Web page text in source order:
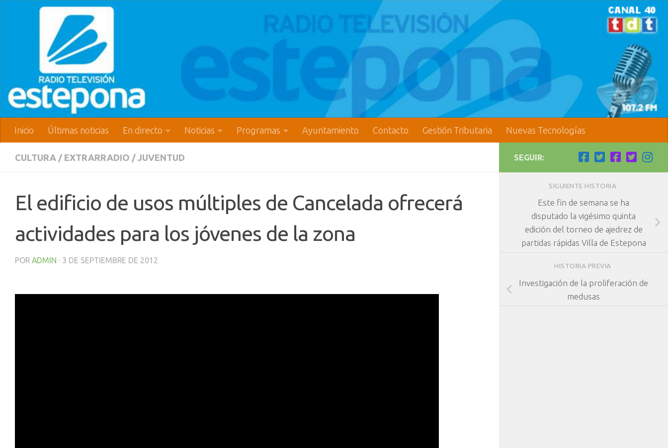
Inicio Últimas noticias En directo Noticias Programas Ayuntamiento Contacto Gestión Tributaria Nuevas Tecnologías
CULTURA / EXTRARRADIO / JUVENTUD
El edificio de usos múltiples de Cancelada ofrecerá
actividades para los jóvenes de la zona
POR ADMIN · 3 DE SEPTIEMBRE DE 2012
SEGUIR:
SIGUIENTE HISTORIA
Este fin de semana se ha
disputado la vigésimo quinta
edición del torneo de ajedrez de
partidas rápidas Villa de Estepona
HISTORIA PREVIA
Investigación de la proliferación de
medusas